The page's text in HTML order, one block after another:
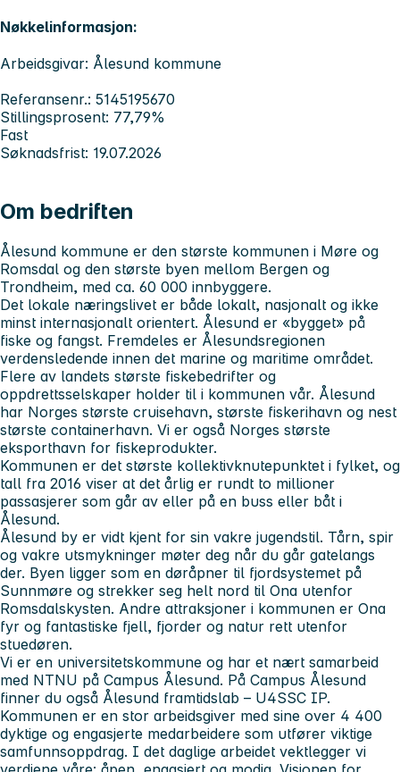
Nøkkelinformasjon:
Arbeidsgivar: Ålesund kommune
Referansenr.: 5145195670
Stillingsprosent: 77,79%
Fast
Søknadsfrist: 19.07.2026
Om bedriften
Ålesund kommune er den største kommunen i Møre og
Romsdal og den største byen mellom Bergen og
Trondheim, med ca. 60 000 innbyggere.
Det lokale næringslivet er både lokalt, nasjonalt og ikke
minst internasjonalt orientert. Ålesund er «bygget» på
fiske og fangst. Fremdeles er Ålesundsregionen
verdensledende innen det marine og maritime området.
Flere av landets største fiskebedrifter og
oppdrettsselskaper holder til i kommunen vår. Ålesund
har Norges største cruisehavn, største fiskerihavn og nest
største containerhavn. Vi er også Norges største
eksporthavn for fiskeprodukter.
Kommunen er det største kollektivknutepunktet i fylket, og
tall fra 2016 viser at det årlig er rundt to millioner
passasjerer som går av eller på en buss eller båt i
Ålesund.
Ålesund by er vidt kjent for sin vakre jugendstil. Tårn, spir
og vakre utsmykninger møter deg når du går gatelangs
der. Byen ligger som en døråpner til fjordsystemet på
Sunnmøre og strekker seg helt nord til Ona utenfor
Romsdalskysten. Andre attraksjoner i kommunen er Ona
fyr og fantastiske fjell, fjorder og natur rett utenfor
stuedøren.
Vi er en universitetskommune og har et nært samarbeid
med NTNU på Campus Ålesund. På Campus Ålesund
finner du også Ålesund framtidslab – U4SSC IP.
Kommunen er en stor arbeidsgiver med sine over 4 400
dyktige og engasjerte medarbeidere som utfører viktige
samfunnsoppdrag. I det daglige arbeidet vektlegger vi